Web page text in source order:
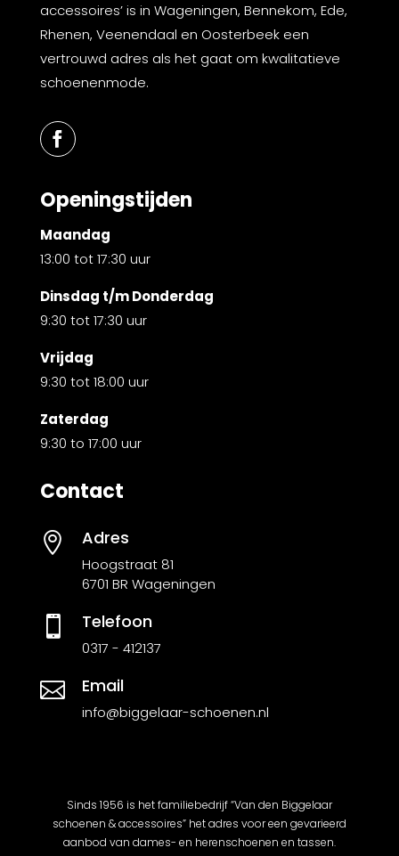
accessoires’ is in Wageningen, Bennekom, Ede,
Rhenen, Veenendaal en Oosterbeek een
vertrouwd adres als het gaat om kwalitatieve
schoenenmode.
Openingstijden
Maandag
13:00 tot 17:30 uur
Dinsdag t/m Donderdag
9:30 tot 17:30 uur
Vrijdag
9:30 tot 18:00 uur
Zaterdag
9:30 to 17:00 uur
Contact
 Adres
Hoogstraat 81
6701 BR Wageningen
 Telefoon
0317 - 412137
 Email
info@biggelaar-schoenen.nl
Sinds 1956 is het familiebedrijf “Van den Biggelaar
schoenen & accessoires” het adres voor een gevarieerd
aanbod van dames- en herenschoenen en tassen.